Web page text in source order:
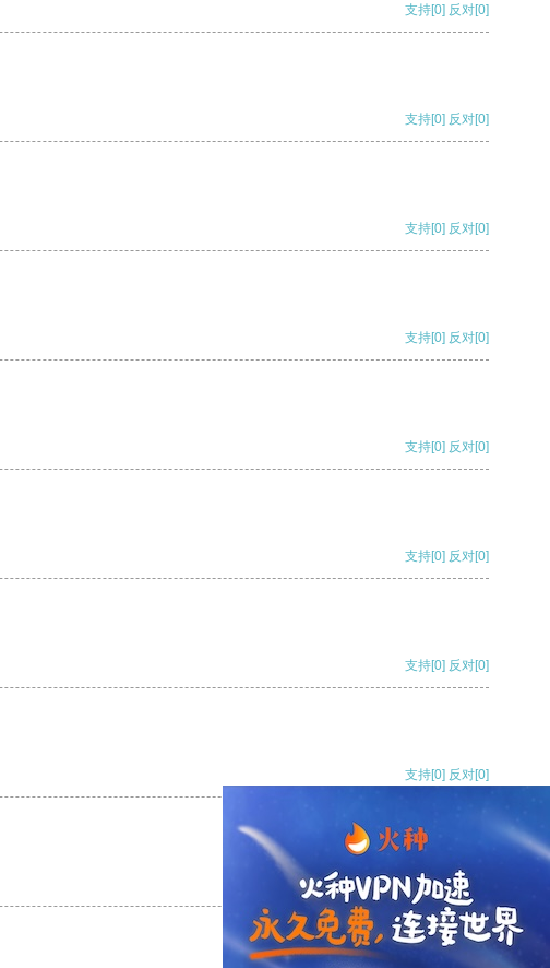
支持[0] 反对[0]
支持[0] 反对[0]
支持[0] 反对[0]
支持[0] 反对[0]
支持[0] 反对[0]
支持[0] 反对[0]
支持[0] 反对[0]
支持[0] 反对[0]
支持[0] 反对